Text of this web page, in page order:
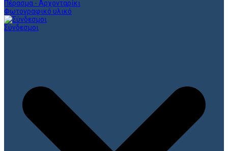
Πέρασμα - Αρχονταρίκι
Φωτογραφικό υλικό
Σύνδεσμοι